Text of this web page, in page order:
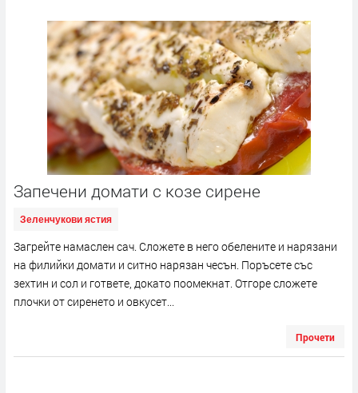
Запечени домати с козе сирене
Зеленчукови ястия
Загрейте намаслен сач. Сложете в него обелените и нарязани
на филийки домати и ситно нарязан чесън. Поръсете със
зехтин и сол и гответе, докато поомекнат. Отгоре сложете
плочки от сиренето и овкусет...
Прочети